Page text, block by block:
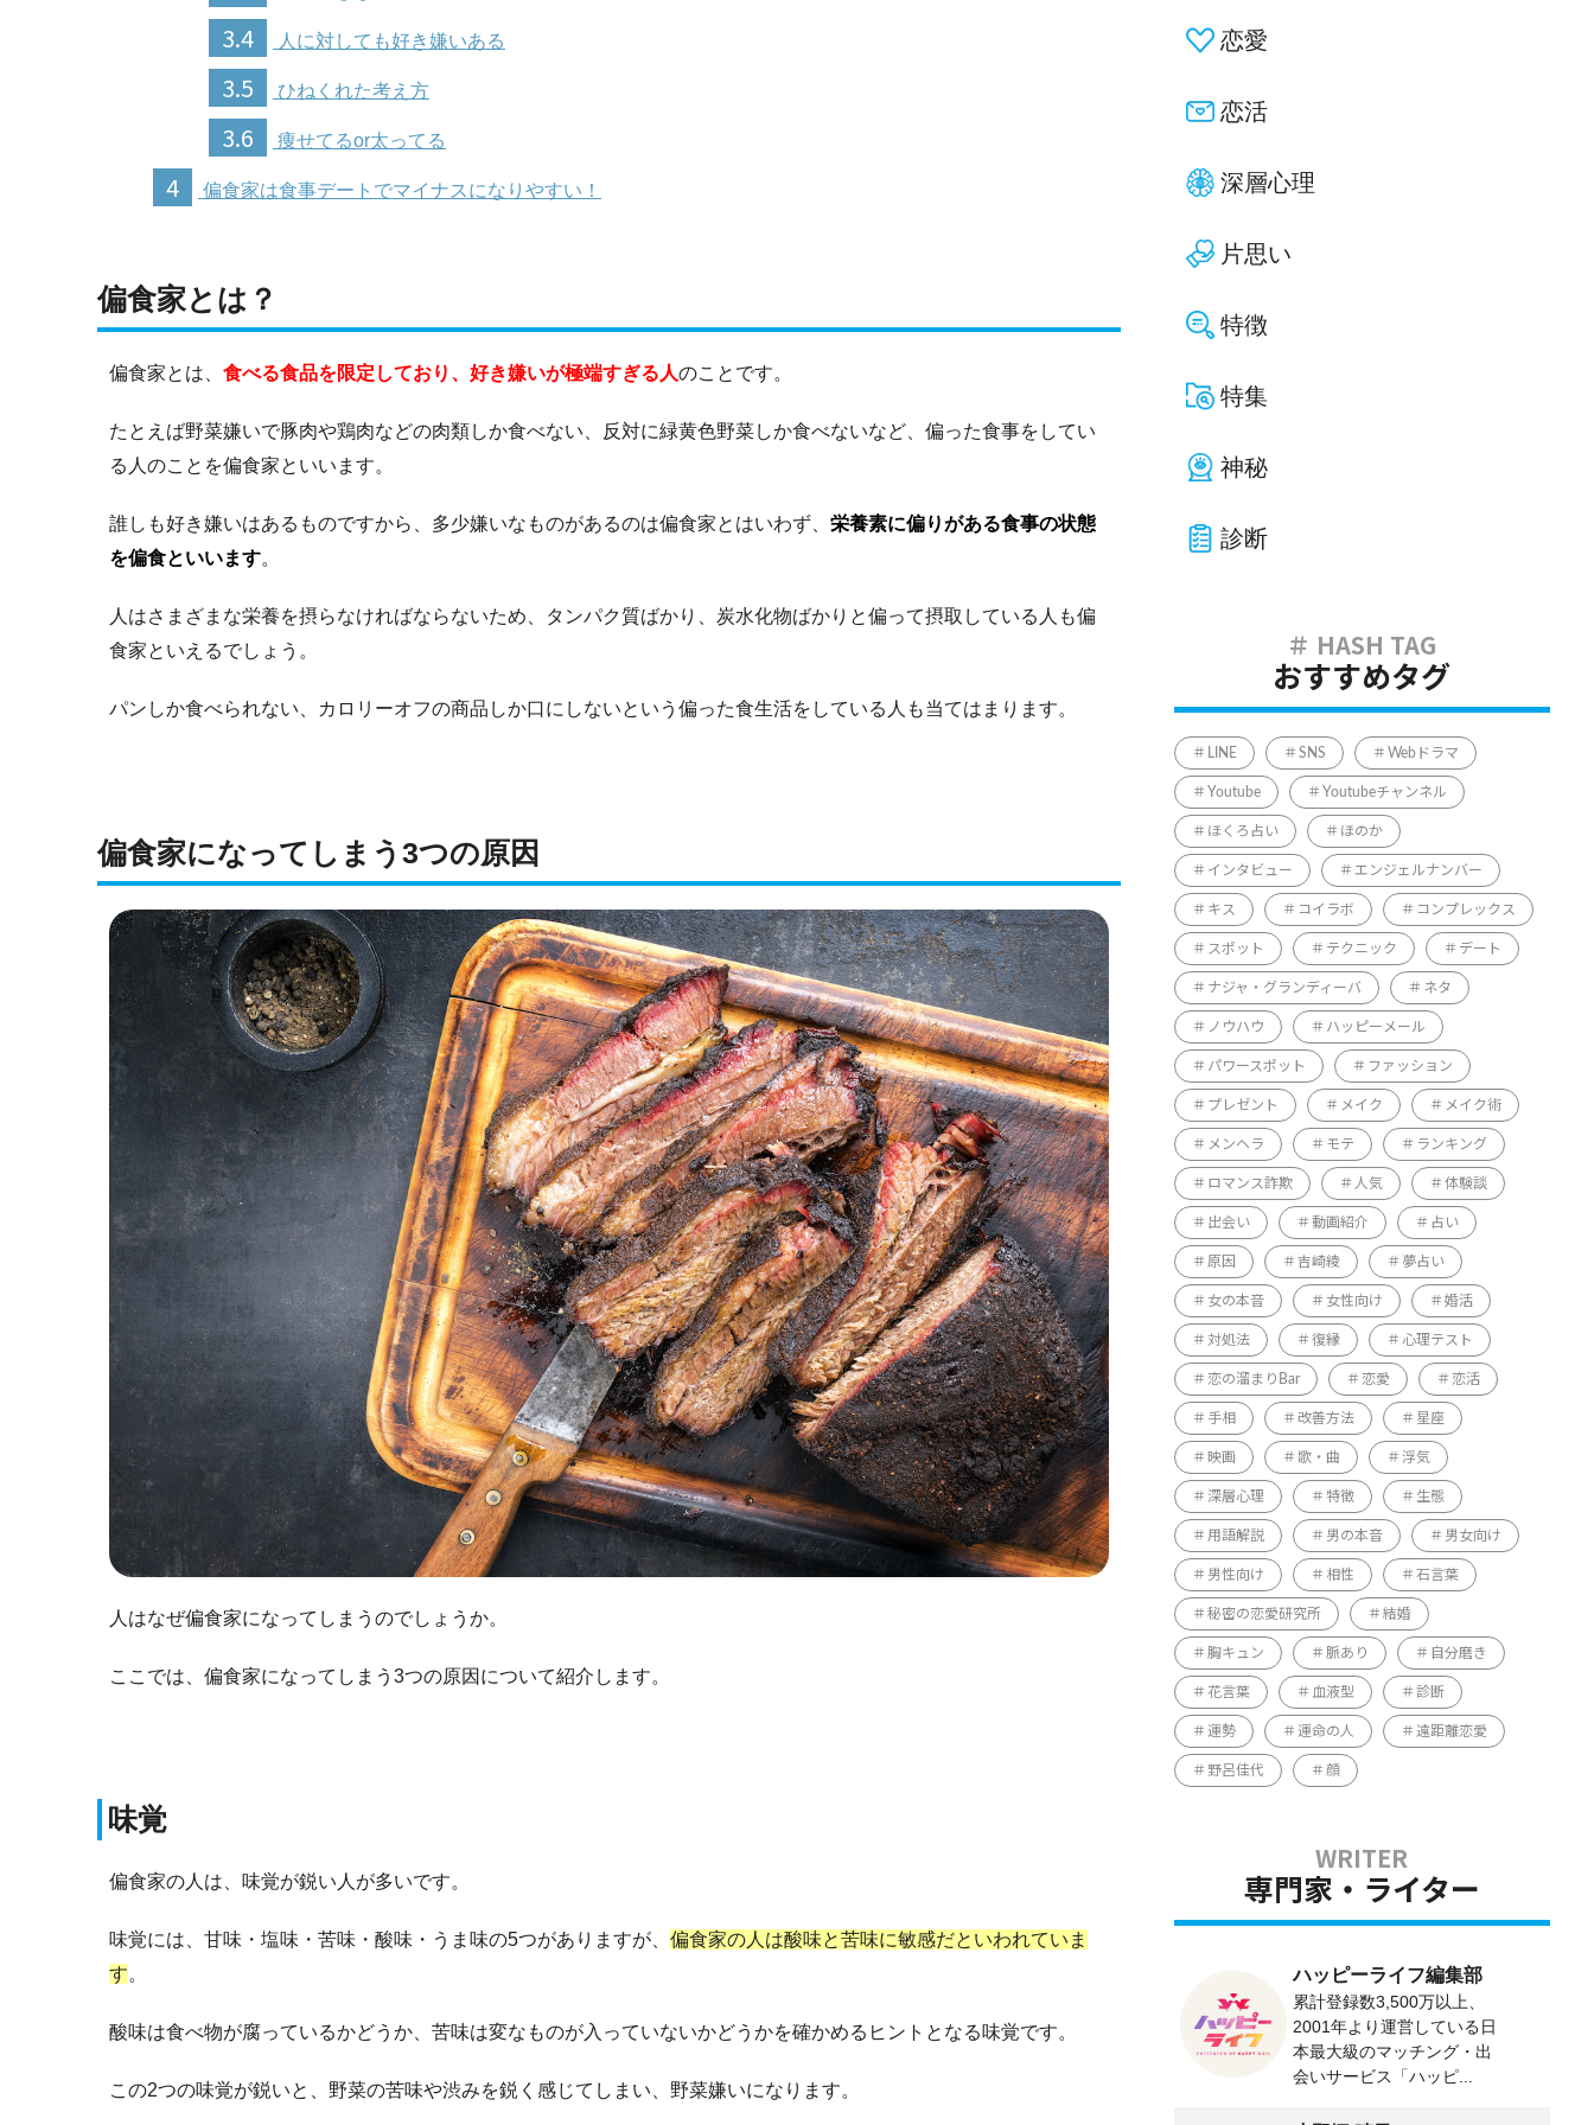
3.4 人に対しても好き嫌いある
3.5 ひねくれた考え方
3.6 痩せてるor太ってる
4 偏食家は食事デートでマイナスになりやすい！
偏食家とは？
偏食家とは、 食べる食品を限定しており、好き嫌いが極端すぎる人のことです。
たとえば野菜嫌いで豚肉や鶏肉などの肉類しか食べない、反対に緑黄色野菜しか食べないなど、偏った食事をしてい
る人のことを偏食家といいます。
誰しも好き嫌いはあるものですから、多少嫌いなものがあるのは偏食家とはいわず、 栄養素に偏りがある食事の状態
を偏食といいます。
人はさまざまな栄養を摂らなければならないため、タンパク質ばかり、炭水化物ばかりと偏って摂取している人も偏
食家といえるでしょう。
パンしか食べられない、カロリーオフの商品しか口にしないという偏った食生活をしている人も当てはまります。
偏食家になってしまう3つの原因
人はなぜ偏食家になってしまうのでしょうか。
ここでは、偏食家になってしまう3つの原因について紹介します。
味覚
偏食家の人は、味覚が鋭い人が多いです。
味覚には、甘味・塩味・苦味・酸味・うま味の5つがありますが、 偏食家の人は酸味と苦味に敏感だといわれていま
す。
酸味は食べ物が腐っているかどうか、苦味は変なものが入っていないかどうかを確かめるヒントとなる味覚です。
この2つの味覚が鋭いと、野菜の苦味や渋みを鋭く感じてしまい、野菜嫌いになります。
恋愛
恋活
深層心理
片思い
特徴
特集
神秘
診断
おすすめタグ
LINE SNS Webドラマ
Youtube Youtubeチャンネル
ほくろ占い ほのか
インタビュー エンジェルナンバー
キス コイラボ コンプレックス
スポット テクニック デート
ナジャ・グランディーバ ネタ
ノウハウ ハッピーメール
パワースポット ファッション
プレゼント メイク メイク術
メンヘラ モテ ランキング
ロマンス詐欺 人気 体験談
出会い 動画紹介 占い
原因 吉崎綾 夢占い
女の本音 女性向け 婚活
対処法 復縁 心理テスト
恋の溜まりBar 恋愛 恋活
手相 改善方法 星座
映画 歌・曲 浮気
深層心理 特徴 生態
用語解説 男の本音 男女向け
男性向け 相性 石言葉
秘密の恋愛研究所 結婚
胸キュン 脈あり 自分磨き
花言葉 血液型 診断
運勢 運命の人 遠距離恋愛
野呂佳代 顔
専門家・ライター
ハッピーライフ編集部
累計登録数3,500万以上、
2001年より運営している日
本最大級のマッチング・出
会いサービス「ハッピ...